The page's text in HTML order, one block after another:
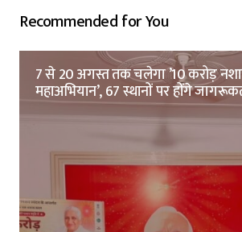
Recommended for You
7 से 20 अगस्त तक चलेगा ’10 करोड़
महाअभियान’, 67 स्थानों पर होंगे